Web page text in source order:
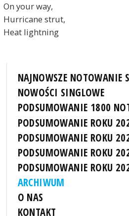
On your way,
Hurricane strut,
Heat lightning
NAJNOWSZE NOTOWANIE
NOWOŚCI SINGLOWE
PODSUMOWANIE 1800
PODSUMOWANIE ROKU
PODSUMOWANIE ROKU
PODSUMOWANIE ROKU
PODSUMOWANIE ROKU
ARCHIWUM
O NAS
KONTAKT